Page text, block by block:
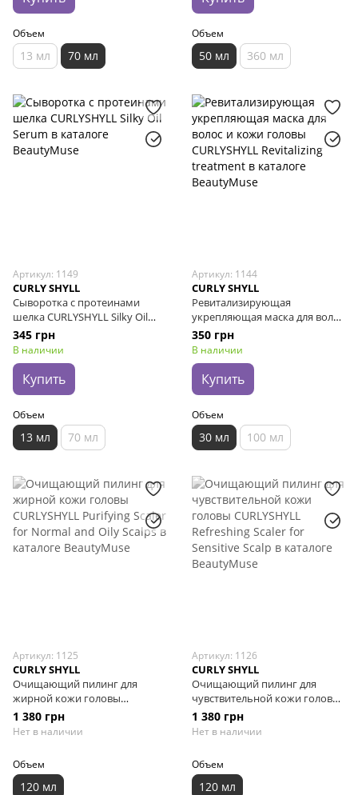
Объем
13 мл 70 мл
Объем
50 мл 360 мл
Артикул: 1149
CURLY SHYLL
Сыворотка с протеинами
шелка CURLYSHYLL Silky Oil
Serum, 13 мл
345 грн
В наличии
Купить
Объем
13 мл 70 мл
Артикул: 1144
CURLY SHYLL
Ревитализирующая
укрепляющая маска для волос
и кожи головы CURLYSHYLL
Revitalizing treatment, 30 мл
350 грн
В наличии
Купить
Объем
30 мл 100 мл
Артикул: 1125
CURLY SHYLL
Очищающий пилинг для
жирной кожи головы
CURLYSHYLL Purifying Scaler for
Normal and Oily Scalps, 120 мл
1 380 грн
Нет в наличии
Объем
120 мл
Артикул: 1126
CURLY SHYLL
Очищающий пилинг для
чувствительной кожи головы
CURLYSHYLL Refreshing Scaler
for Sensitive Scalp, 120 мл
1 380 грн
Нет в наличии
Объем
120 мл